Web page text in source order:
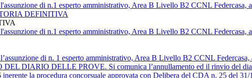
di n.1 esperto amministrativo, Area B Livello B2 CCNL Federcasa,
DEFINITIVA
di n.1 esperto amministrativo, Area B Livello B2 CCNL Federcasa,
di n. 1 esperto amministrativo, Area B Livello B2 CCNL
DIARIO DELLE PROVE. Si comunica l’annullamento ed il rinvio del
la procedura concorsuale approvata con Delibera del CDA n. 25 del